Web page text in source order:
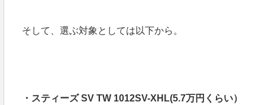
そして、選ぶ対象としては以下から。
・スティーズ SV TW 1012SV-XHL(5.7万円くらい）